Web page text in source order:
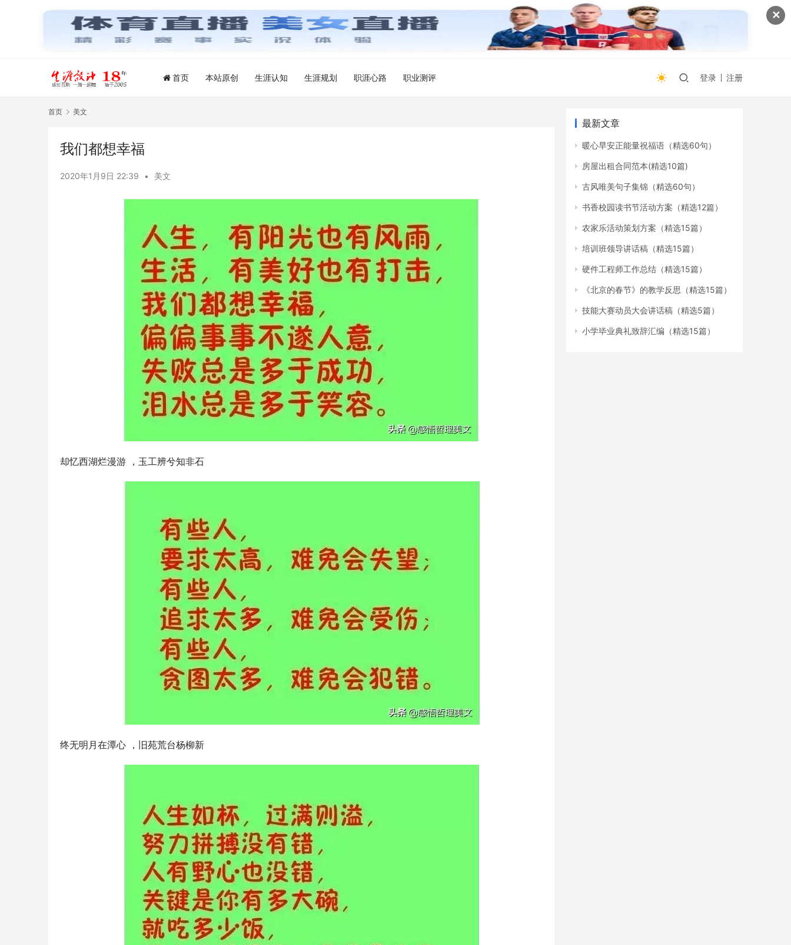
✕
首页 本站原创 生涯认知 生涯规划 职涯心路 职业测评 登录 注册
首页 美文
我们都想幸福
2020年1月9日 22:39 • 美文
却忆西湖烂漫游 ，玉工辨兮知非石
终无明月在潭心 ，旧苑荒台杨柳新
最新文章
暖心早安正能量祝福语（精选60句）
房屋出租合同范本(精选10篇)
古风唯美句子集锦（精选60句）
书香校园读书节活动方案（精选12篇）
农家乐活动策划方案（精选15篇）
培训班领导讲话稿（精选15篇）
硬件工程师工作总结（精选15篇）
《北京的春节》的教学反思（精选15篇）
技能大赛动员大会讲话稿（精选5篇）
小学毕业典礼致辞汇编（精选15篇）